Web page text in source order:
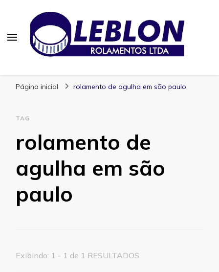
Página inicial rolamento de agulha em são paulo
TAG
rolamento de
agulha em são
paulo
Exibindo: 1 - 1 de 1 RESULTADOS